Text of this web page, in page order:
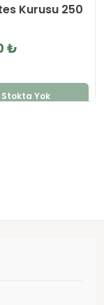
Kurusu 250
₺
Stokta Yok